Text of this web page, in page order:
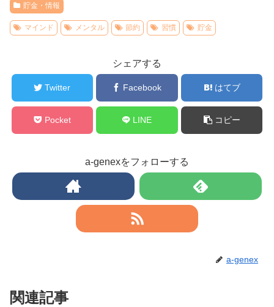
貯金・情報
マインド メンタル 節約 習慣 貯金
シェアする
Twitter Facebook はてブ
Pocket LINE コピー
a-genexをフォローする
a-genex
関連記事